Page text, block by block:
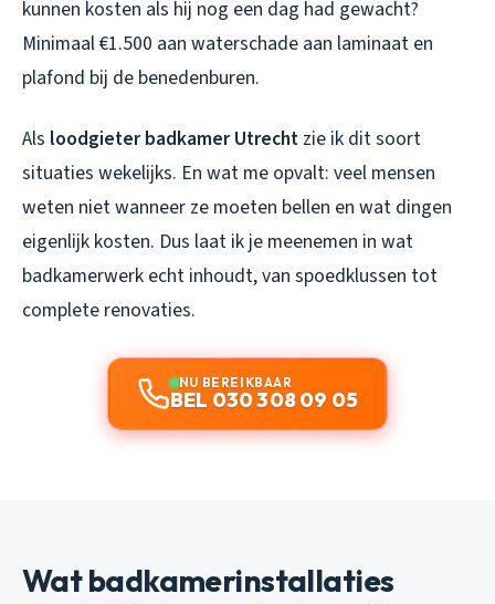
kunnen kosten als hij nog een dag had gewacht?
Minimaal €1.500 aan waterschade aan laminaat en
plafond bij de benedenburen.
Als loodgieter badkamer Utrecht zie ik dit soort
situaties wekelijks. En wat me opvalt: veel mensen
weten niet wanneer ze moeten bellen en wat dingen
eigenlijk kosten. Dus laat ik je meenemen in wat
badkamerwerk echt inhoudt, van spoedklussen tot
complete renovaties.
NU BEREIKBAAR
BEL 030 308 09 05
Wat badkamerinstallaties